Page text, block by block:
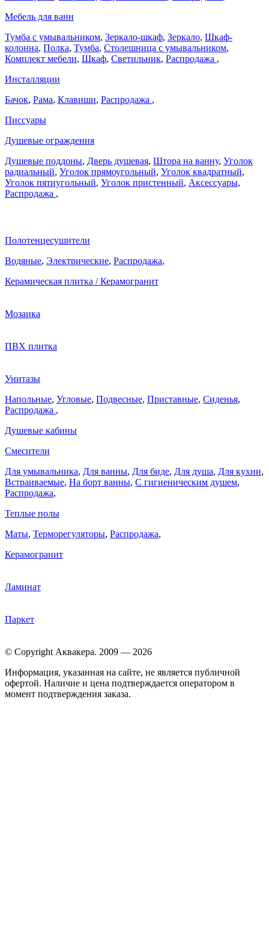
Мебель для ванн
Тумба с умывальником, Зеркало-шкаф, Зеркало, Шкаф-
колонна, Полка, Тумба, Столешница с умывальником,
Комплект мебели, Шкаф, Светильник, Распродажа ,
Инсталляции
Бачок, Рама, Клавиши, Распродажа ,
Писсуары
Душевые ограждения
Душевые поддоны, Дверь душевая, Штора на ванну, Уголок
радиальный, Уголок прямоугольный, Уголок квадратный,
Уголок пятиугольный, Уголок пристенный, Аксессуары,
Распродажа ,
Полотенцесушители
Водяные, Электрические, Распродажа,
Керамическая плитка / Керамогранит
Мозаика
ПВХ плитка
Унитазы
Напольные, Угловые, Подвесные, Приставные, Сиденья,
Распродажа ,
Душевые кабины
Смесители
Для умывальника, Для ванны, Для биде, Для душа, Для кухни,
Встраиваемые, На борт ванны, C гигиеническим душем,
Распродажа,
Теплые полы
Маты, Терморегуляторы, Распродажа,
Керамогранит
Ламинат
Паркет
© Copyright Аквакера. 2009 — 2026
Информация, указанная на сайте, не является публичной
офертой. Наличие и цена подтверждается оператором в
момент подтверждения заказа.